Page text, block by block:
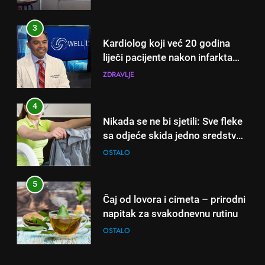
3
Kardiolog koji već 20 godina
liječi pacijente nakon infarkta
otkrio: Ove 4 jutarnje navike
dana!
ZDRAVLJE
4
Nikada se ne bi sjetili: Sve fleke
sa odjeće skida jedno sredstvo
koje svi imamo u kući
OSTALO
5
Čaj od lovora i cimeta – prirodni
napitak za svakodnevnu rutinu
OSTALO